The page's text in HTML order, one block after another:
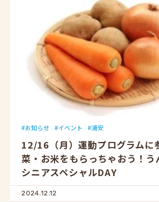
お知らせ イベント 浦安
12/16（月）運動プログラムに
菜・お米をもらっちゃおう！う
シニアスペシャルDAY
2024.12.12